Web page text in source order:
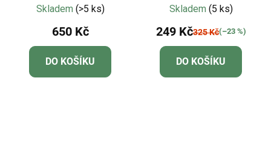
Skladem (>5 ks)
650 Kč
DO KOŠÍKU
sendvič/ovoce/zeleninu -
Skladem (5 ks)
249 Kč325 Kč(–23 %)
DO KOŠÍKU